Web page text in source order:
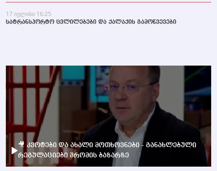
17 ივლისი 16:25
სატრანსპორტო ცვლილებები და ქალაქის გამოწვევები
🎥 კვოტები და ახალი მოთხოვნები - განახლებული
რეგულაციები შრომის ბაზარზე